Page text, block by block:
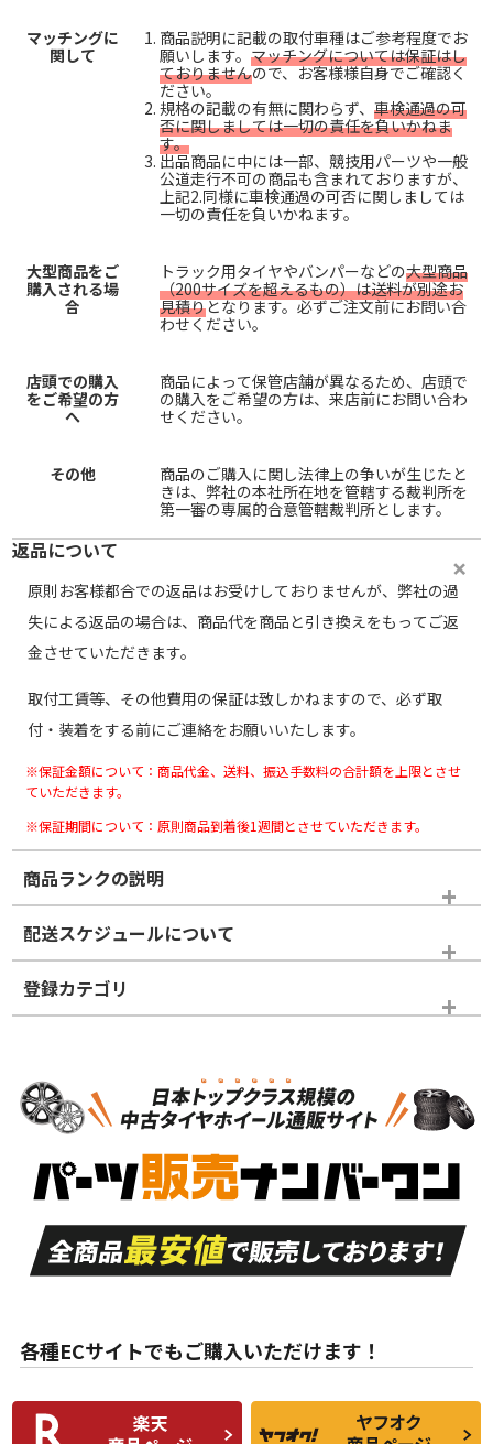
マッチングに
関して
商品説明に記載の取付車種はご参考程度でお
願いします。 マッチングについては保証はし
ておりませんので、お客様様自身でご確認く
ださい。
規格の記載の有無に関わらず、 車検通過の可
否に関しましては一切の責任を負いかねま
す。
出品商品に中には一部、競技用パーツや一般
公道走行不可の商品も含まれておりますが、
上記2.同様に車検通過の可否に関しましては
一切の責任を負いかねます。
大型商品をご
購入される場
合
トラック用タイヤやバンパーなどの大型商品
（200サイズを超えるもの）は送料が別途お
見積りとなります。必ずご注文前にお問い合
わせください。
店頭での購入
をご希望の方
へ
商品によって保管店舗が異なるため、店頭で
の購入をご希望の方は、来店前にお問い合わ
せください。
その他
商品のご購入に関し法律上の争いが生じたと
きは、弊社の本社所在地を管轄する裁判所を
第一審の専属的合意管轄裁判所とします。
返品について
原則お客様都合での返品はお受けしておりませんが、弊社の過
失による返品の場合は、商品代を商品と引き換えをもってご返
金させていただきます。
取付工賃等、その他費用の保証は致しかねますので、必ず取
付・装着をする前にご連絡をお願いいたします。
※保証金額について：商品代金、送料、振込手数料の合計額を上限とさせ
ていただきます。
※保証期間について：原則商品到着後1週間とさせていただきます。
商品ランクの説明
※商品ランクは出品者の主観により判断しておりますので、あら
かじめご了承ください。
ホイールランク
S
品）
S
新車外し品（新古
付き
A
走行距離も少なく、
目立つ傷もほとんど
ない中古品
A
走行距離も少なく、
非常に状態の良い中
古品
な中古品
んどない中古品
C
使用感や傷があり、
比較的きれいな中古
品
C
偏磨耗・劣化は感じ
られるが、使用に問
題のない中古品
配送スケジュールについて
登録カテゴリ
ホイールのみ
各種ECサイトでもご購入いただけます！